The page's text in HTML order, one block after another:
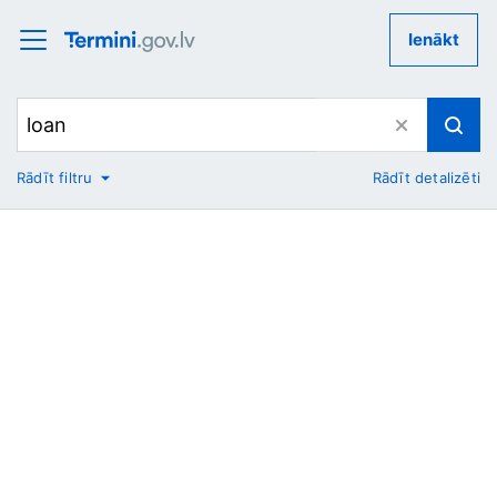
Ienākt
No
Rādīt filtru Rādīt detalizēti